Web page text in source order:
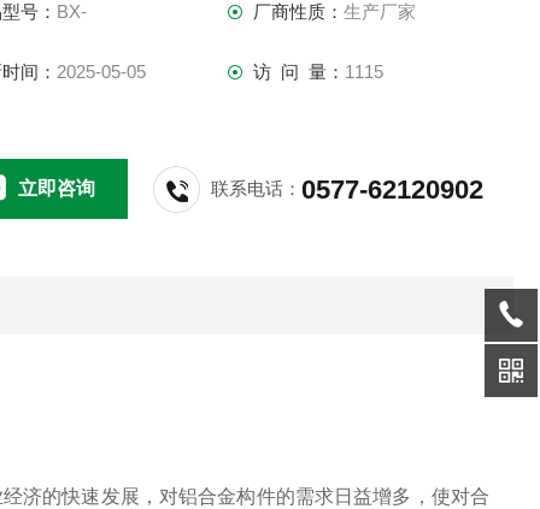
号： BX- 厂商性质： 生产厂家
间： 2025-05-05 访 问 量： 1115
立即咨询 联系电话：0577-62120902
济的快速发展，对铝合金构件的需求日益增多，使对合